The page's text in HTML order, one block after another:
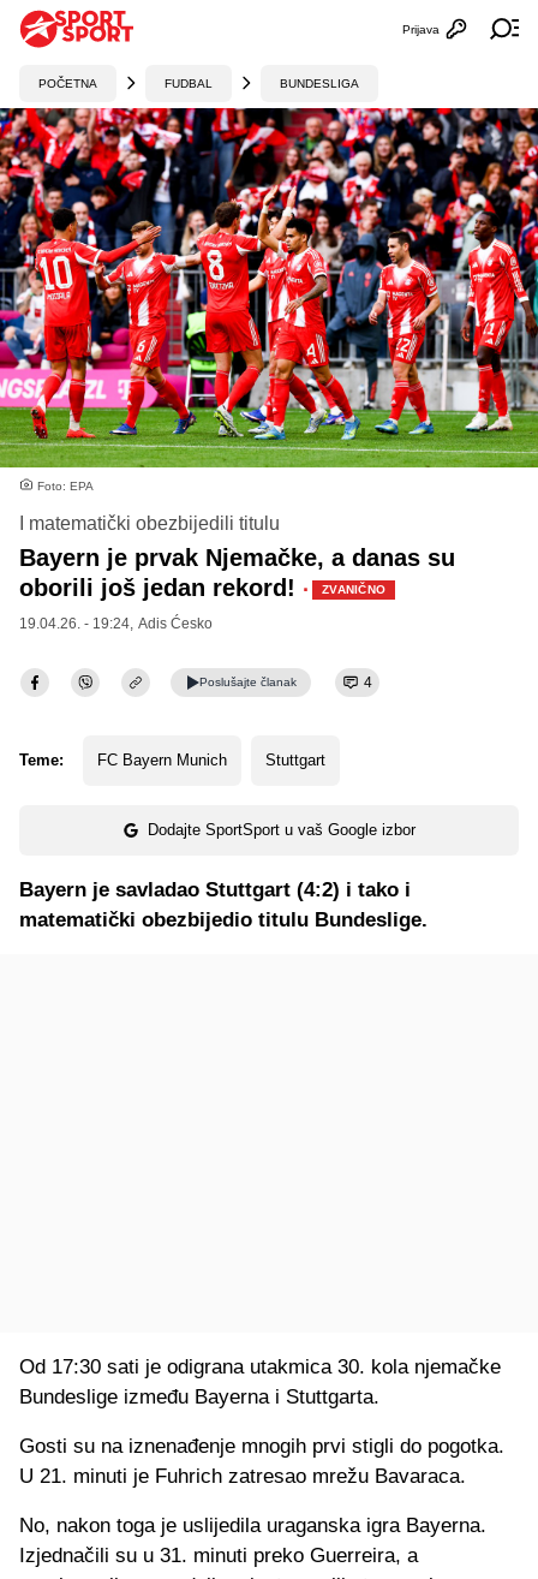
Otvori
Prijava
POČETNA FUDBAL BUNDESLIGA
Foto: EPA
I matematički obezbijedili titulu
Bayern je prvak Njemačke, a danas su
oborili još jedan rekord! · ZVANIČNO
19.04.26. - 19:24, Adis Ćesko
Poslušajte članak 4
Teme: FC Bayern Munich Stuttgart
Dodajte SportSport u vaš Google izbor
Bayern je savladao Stuttgart (4:2) i tako i
matematički obezbijedio titulu Bundeslige.
Od 17:30 sati je odigrana utakmica 30. kola njemačke
Bundeslige između Bayerna i Stuttgarta.
Gosti su na iznenađenje mnogih prvi stigli do pogotka.
U 21. minuti je Fuhrich zatresao mrežu Bavaraca.
No, nakon toga je uslijedila uraganska igra Bayerna.
Izjednačili su u 31. minuti preko Guerreira, a